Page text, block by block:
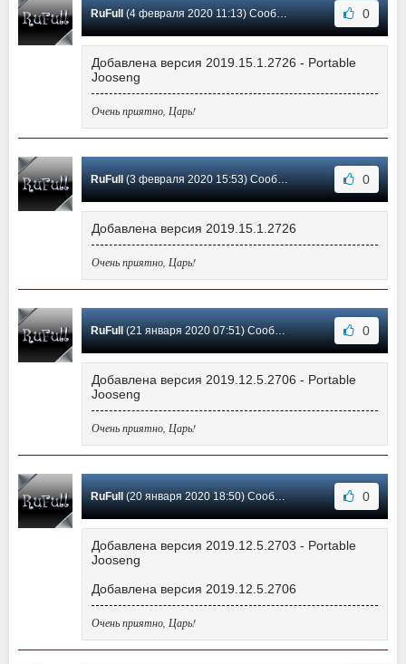
RuFull (4 февраля 2020 11:13) Сообщение #11 0
Добавлена версия 2019.15.1.2726 - Portable
Jooseng
Очень приятно, Царь!
RuFull (3 февраля 2020 15:53) Сообщение #10 0
Добавлена версия 2019.15.1.2726
Очень приятно, Царь!
RuFull (21 января 2020 07:51) Сообщение #9 0
Добавлена версия 2019.12.5.2706 - Portable
Jooseng
Очень приятно, Царь!
RuFull (20 января 2020 18:50) Сообщение #8 0
Добавлена версия 2019.12.5.2703 - Portable
Jooseng
Добавлена версия 2019.12.5.2706
Очень приятно, Царь!